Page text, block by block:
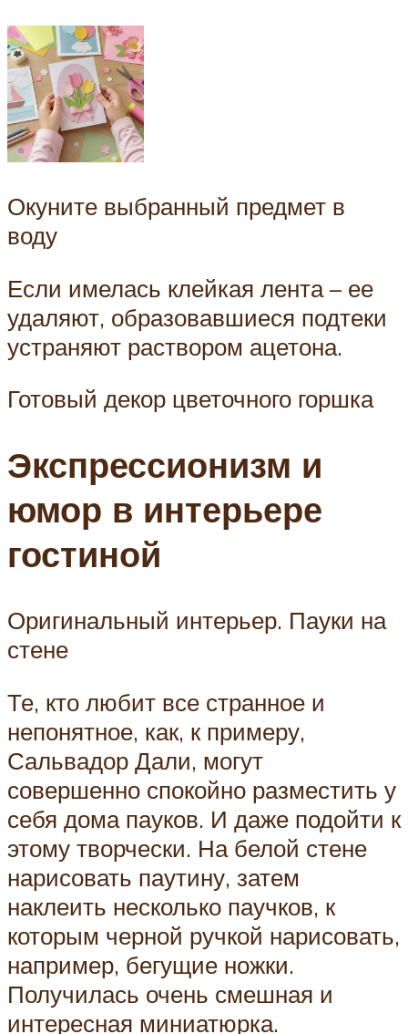
Окуните выбранный предмет в
воду
Если имелась клейкая лента – ее
удаляют, образовавшиеся подтеки
устраняют раствором ацетона.
Готовый декор цветочного горшка
Экспрессионизм и
юмор в интерьере
гостиной
Оригинальный интерьер. Пауки на
стене
Те, кто любит все странное и
непонятное, как, к примеру,
Сальвадор Дали, могут
совершенно спокойно разместить у
себя дома пауков. И даже подойти к
этому творчески. На белой стене
нарисовать паутину, затем
наклеить несколько паучков, к
которым черной ручкой нарисовать,
например, бегущие ножки.
Получилась очень смешная и
интересная миниатюрка.